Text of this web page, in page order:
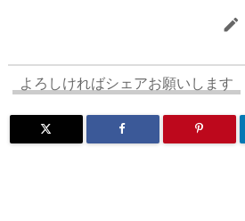
s o
n
ar
d

よろしければシェアお願いします